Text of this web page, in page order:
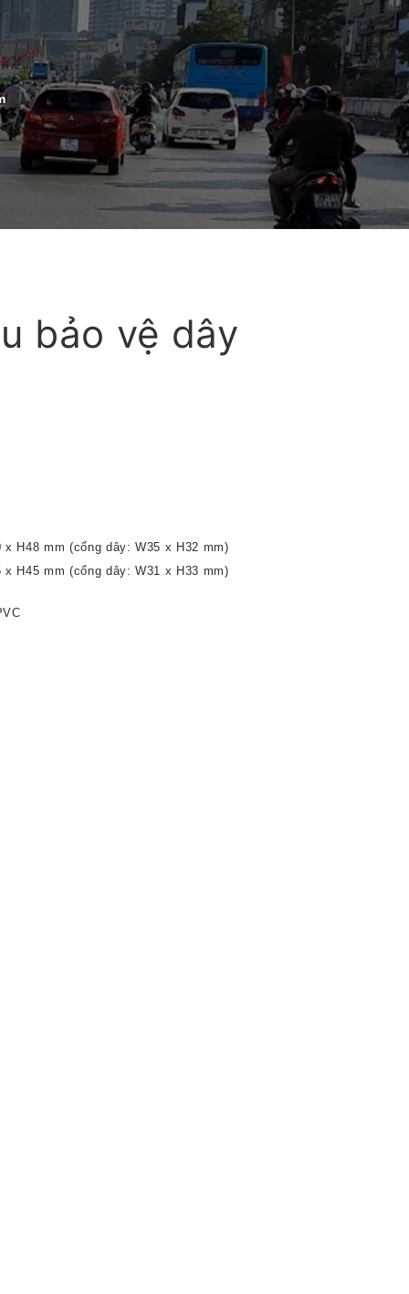
bảo vệ dây
H48 mm (cổng dây: W35 x H32 mm)
H45 mm (cổng dây: W31 x H33 mm)